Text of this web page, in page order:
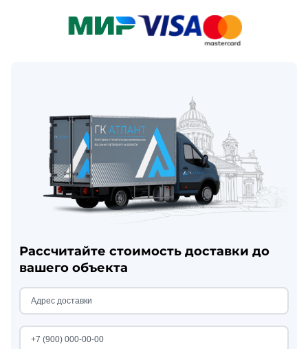
Рассчитайте стоимость доставки до
вашего объекта